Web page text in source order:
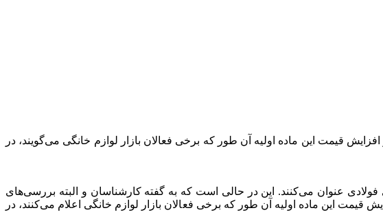
و ۳۵درصد هزینه لباسشویی را تشکیل می‌دهد و افزایش قیمت این ماده اولیه آن طور که برخی فعالان بازار لوازم خانگی می‌گویند، در
عنوان می‌کنند. این در حالی است که به گفته کارشناسان و البته بررسی‌های
لباسشویی را تشکیل می‌دهد و افزایش قیمت این ماده اولیه آن طور که برخی فعالان بازار لوازم خانگی اعلام می‌کنند، در